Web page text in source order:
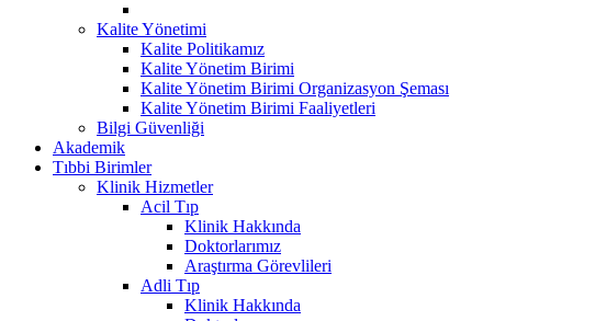
Kalite Yönetimi
Kalite Politikamız
Kalite Yönetim Birimi
Kalite Yönetim Birimi Organizasyon Şeması
Kalite Yönetim Birimi Faaliyetleri
Bilgi Güvenliği
Akademik
Tıbbi Birimler
Klinik Hizmetler
Acil Tıp
Klinik Hakkında
Doktorlarımız
Araştırma Görevlileri
Adli Tıp
Klinik Hakkında